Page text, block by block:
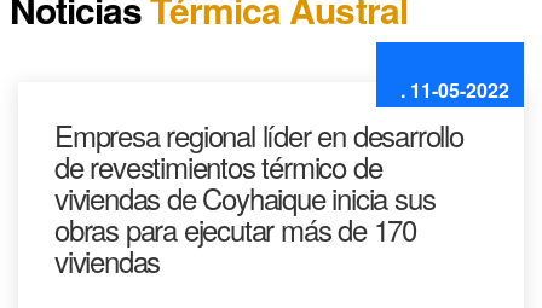
. 11-05-2022
Empresa regional líder en desarrollo
de revestimientos térmico de
viviendas de Coyhaique inicia sus
obras para ejecutar más de 170
viviendas